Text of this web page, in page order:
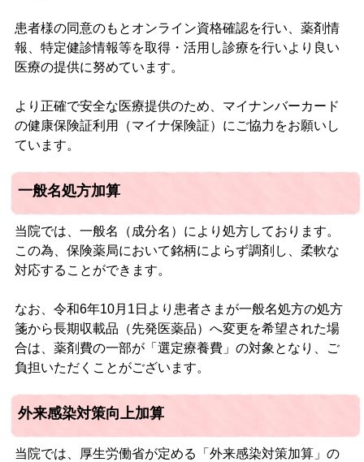
患者様の同意のもとオンライン資格確認を行い、薬剤情
報、特定健診情報等を取得・活用し診療を行いより良い
医療の提供に努めています。
より正確で安全な医療提供のため、マイナンバーカード
の健康保険証利用（マイナ保険証）にご協力をお願いし
ています。
一般名処方加算
当院では、一般名（成分名）により処方しております。
この為、保険薬局において銘柄によらず調剤し、柔軟な
対応することができます。
なお、令和6年10月1日より患者さまが一般名処方の処方
箋から長期収載品（先発医薬品）へ変更を希望された場
合は、薬剤費の一部が「選定療養費」の対象となり、ご
負担いただくことがございます。
外来感染対策向上加算
当院では、厚生労働省が定める「外来感染対策加算」の